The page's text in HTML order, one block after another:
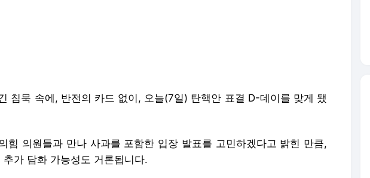
침묵 속에, 반전의 카드 없이, 오늘(7일) 탄핵안 표결 D-데이를 맞게 됐
힘 의원들과 만나 사과를 포함한 입장 발표를 고민하겠다고 밝힌 만큼,
추가 담화 가능성도 거론됩니다.